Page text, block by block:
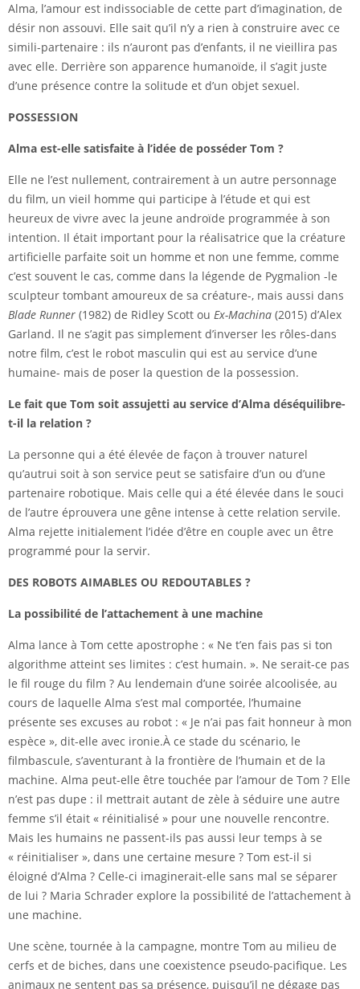
Alma, l’amour est indissociable de cette part d’imagination, de
désir non assouvi. Elle sait qu’il n’y a rien à construire avec ce
simili-partenaire : ils n’auront pas d’enfants, il ne vieillira pas
avec elle. Derrière son apparence humanoïde, il s’agit juste
d’une présence contre la solitude et d’un objet sexuel.
POSSESSION
Alma est-elle satisfaite à l’idée de posséder Tom ?
Elle ne l’est nullement, contrairement à un autre personnage
du film, un vieil homme qui participe à l’étude et qui est
heureux de vivre avec la jeune androïde programmée à son
intention. Il était important pour la réalisatrice que la créature
artificielle parfaite soit un homme et non une femme, comme
c’est souvent le cas, comme dans la légende de Pygmalion -le
sculpteur tombant amoureux de sa créature-, mais aussi dans
Blade Runner (1982) de Ridley Scott ou Ex-Machina (2015) d’Alex
Garland. Il ne s’agit pas simplement d’inverser les rôles-dans
notre film, c’est le robot masculin qui est au service d’une
humaine- mais de poser la question de la possession.
Le fait que Tom soit assujetti au service d’Alma déséquilibre-
t-il la relation ?
La personne qui a été élevée de façon à trouver naturel
qu’autrui soit à son service peut se satisfaire d’un ou d’une
partenaire robotique. Mais celle qui a été élevée dans le souci
de l’autre éprouvera une gêne intense à cette relation servile.
Alma rejette initialement l’idée d’être en couple avec un être
programmé pour la servir.
DES ROBOTS AIMABLES OU REDOUTABLES ?
La possibilité de l’attachement à une machine
Alma lance à Tom cette apostrophe : « Ne t’en fais pas si ton
algorithme atteint ses limites : c’est humain. ». Ne serait-ce pas
le fil rouge du film ? Au lendemain d’une soirée alcoolisée, au
cours de laquelle Alma s’est mal comportée, l’humaine
présente ses excuses au robot : « Je n’ai pas fait honneur à mon
espèce », dit-elle avec ironie.À ce stade du scénario, le
filmbascule, s’aventurant à la frontière de l’humain et de la
machine. Alma peut-elle être touchée par l’amour de Tom ? Elle
n’est pas dupe : il mettrait autant de zèle à séduire une autre
femme s’il était « réinitialisé » pour une nouvelle rencontre.
Mais les humains ne passent-ils pas aussi leur temps à se
« réinitialiser », dans une certaine mesure ? Tom est-il si
éloigné d’Alma ? Celle-ci imaginerait-elle sans mal se séparer
de lui ? Maria Schrader explore la possibilité de l’attachement à
une machine.
Une scène, tournée à la campagne, montre Tom au milieu de
cerfs et de biches, dans une coexistence pseudo-pacifique. Les
animaux ne sentent pas sa présence, puisqu’il ne dégage pas